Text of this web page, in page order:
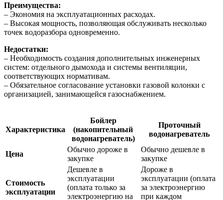
Преимущества:
– Экономия на эксплуатационных расходах.
– Высокая мощность, позволяющая обслуживать несколько
точек водоразбора одновременно.
Недостатки:
– Необходимость создания дополнительных инженерных
систем: отдельного дымохода и системы вентиляции,
соответствующих нормативам.
– Обязательное согласование установки газовой колонки с
организацией, занимающейся газоснабжением.
Характеристика
Бойлер
(накопительный
водонагреватель)
Проточный
водонагреватель
Цена
Обычно дороже в
закупке
Обычно дешевле в
закупке
Стоимость
эксплуатации
Дешевле в
эксплуатации
(оплата только за
электроэнергию на
Дороже в
эксплуатации (оплата
за электроэнергию
при каждом